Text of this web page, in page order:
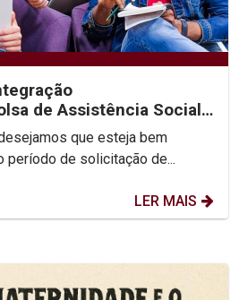
de Assistência Social
que esteja bem
período de solicitação de...
LER MAIS